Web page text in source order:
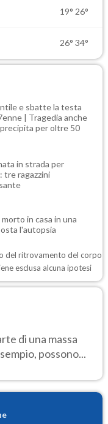
19° 26°
26° 34°
e sbatte la testa
| Tragedia anche
per oltre 50
in strada per
tre ragazzini
in casa in una
l'autopsia
del ritrovamento del corpo
esclusa alcuna ipotesi
di una massa
possono...